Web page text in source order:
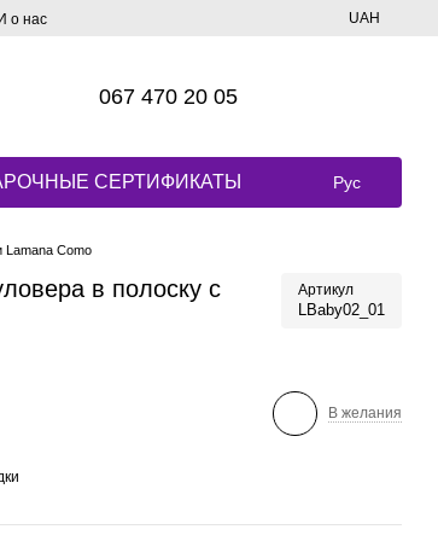
о нас UAH
067 470 20 05
СЕРТИФИКАТЫ Рус
Lamana Como
в полоску с
Артикул
LBaby02_01
В желания